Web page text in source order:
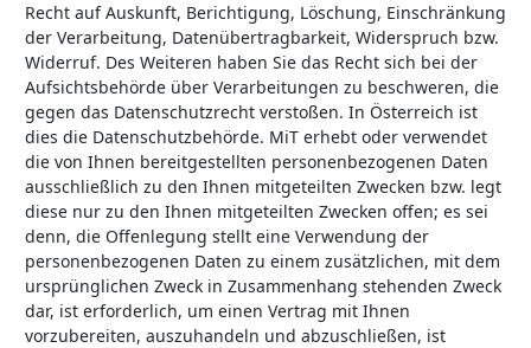
Recht auf Auskunft, Berichtigung, Löschung, Einschränkung
der Verarbeitung, Datenübertragbarkeit, Widerspruch bzw.
Widerruf. Des Weiteren haben Sie das Recht sich bei der
Aufsichtsbehörde über Verarbeitungen zu beschweren, die
gegen das Datenschutzrecht verstoßen. In Österreich ist
dies die Datenschutzbehörde. MiT erhebt oder verwendet
die von Ihnen bereitgestellten personenbezogenen Daten
ausschließlich zu den Ihnen mitgeteilten Zwecken bzw. legt
diese nur zu den Ihnen mitgeteilten Zwecken offen; es sei
denn, die Offenlegung stellt eine Verwendung der
personenbezogenen Daten zu einem zusätzlichen, mit dem
ursprünglichen Zweck in Zusammenhang stehenden Zweck
dar, ist erforderlich, um einen Vertrag mit Ihnen
vorzubereiten, auszuhandeln und abzuschließen, ist